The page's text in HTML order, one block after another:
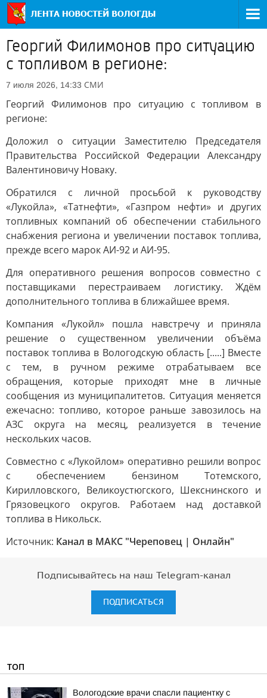
Георгий Филимонов про ситуацию
с топливом в регионе:
7 июля 2026, 14:33 СМИ
Георгий Филимонов про ситуацию с топливом в
регионе:
Доложил о ситуации Заместителю Председателя
Правительства Российской Федерации Александру
Валентиновичу Новаку.
Обратился с личной просьбой к руководству
«Лукойла», «Татнефти», «Газпром нефти» и других
топливных компаний об обеспечении стабильного
снабжения региона и увеличении поставок топлива,
прежде всего марок АИ-92 и АИ-95.
Для оперативного решения вопросов совместно с
поставщиками перестраиваем логистику. Ждём
дополнительного топлива в ближайшее время.
Компания «Лукойл» пошла навстречу и приняла
решение о существенном увеличении объёма
поставок топлива в Вологодскую область [.....] Вместе
с тем, в ручном режиме отрабатываем все
обращения, которые приходят мне в личные
сообщения из муниципалитетов. Ситуация меняется
ежечасно: топливо, которое раньше завозилось на
АЗС округа на месяц, реализуется в течение
нескольких часов.
Совместно с «Лукойлом» оперативно решили вопрос
с обеспечением бензином Тотемского,
Кирилловского, Великоустюгского, Шекснинского и
Грязовецкого округов. Работаем над доставкой
топлива в Никольск.
Источник: Канал в МАКС "Череповец | Онлайн"
Подписывайтесь на наш Telegram-канал
ПОДПИСАТЬСЯ
ТОП
Вологодские врачи спасли пациентку с